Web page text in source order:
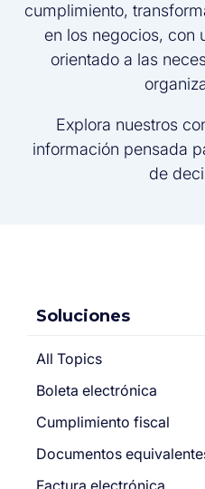
cumplimiento,
en los negocios, con
orientado a las
Explora nuestros
información pensada
de
Soluciones
All Topics
Boleta electrónica
Cumplimiento fiscal
Documentos
Factura electrónica